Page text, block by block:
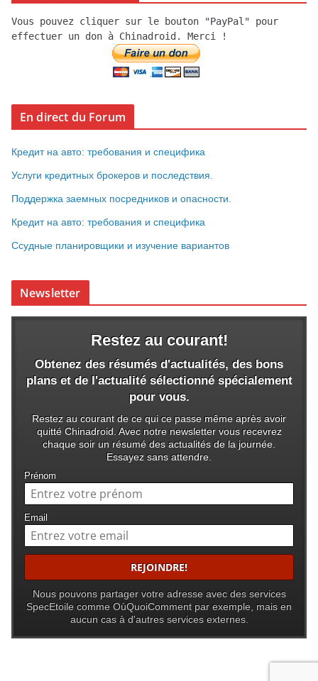
Vous pouvez cliquer sur le bouton "PayPal" pour
effectuer un don à Chinadroid. Merci !
En direct du Forum
Кредит на авто: требования и специфика
Услуги кредитных брокеров и последствия.
Поддержка заемных посредников и опасности.
Кредит на авто: требования и специфика
Ссудные планировщики и изучение вариантов
Newsletter
Restez au courant!
Obtenez des résumés d'actualités, des bons
plans et de l'actualité sélectionné spécialement
pour vous.
Restez au courant de ce qui ce passe même après avoir
quitté Chinadroid. Avec notre newsletter vous recevrez
chaque soir un résumé des actualités de la journée.
Essayez sans attendre.
Prénom
Email
Nous pouvons partager votre adresse avec des services
SpecEtoile comme OùQuoiComment par exemple, mais en
aucun cas à d'autres services externes.